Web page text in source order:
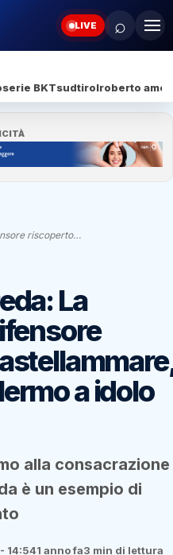
LIVE ⌕
serie BKTsudtirolroberto
riscoperto…
La
a idolo
alla consacrazione
è un esempio di
14:541 anno fa3 min di lettura